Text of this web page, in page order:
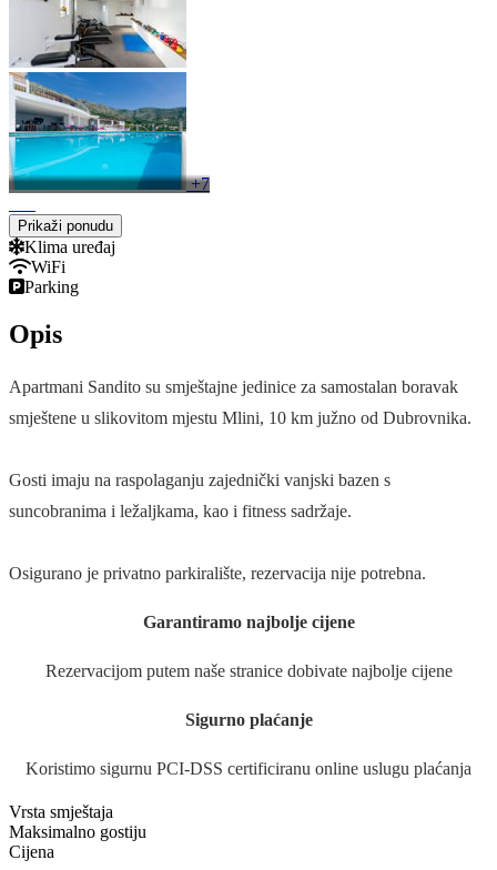
+7
Prikaži ponudu
Klima uređaj
WiFi
Parking
Opis
Apartmani Sandito su smještajne jedinice za samostalan boravak
smještene u slikovitom mjestu Mlini, 10 km južno od Dubrovnika.
Gosti imaju na raspolaganju zajednički vanjski bazen s
suncobranima i ležaljkama, kao i fitness sadržaje.
Osigurano je privatno parkiralište, rezervacija nije potrebna.
Garantiramo najbolje cijene
Rezervacijom putem naše stranice dobivate najbolje cijene
Sigurno plaćanje
Koristimo sigurnu PCI-DSS certificiranu online uslugu plaćanja
Vrsta smještaja
Maksimalno gostiju
Cijena